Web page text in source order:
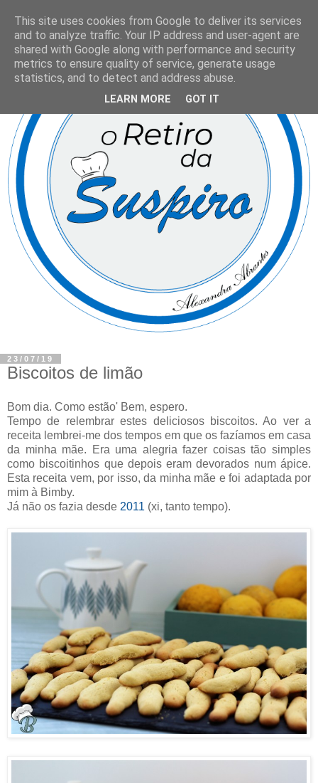
23/07/19
Biscoitos de limão
Bom dia. Como estão' Bem, espero.
Tempo de relembrar estes deliciosos biscoitos. Ao ver a
receita lembrei-me dos tempos em que os fazíamos em casa
da minha mãe. Era uma alegria fazer coisas tão simples
como biscoitinhos que depois eram devorados num ápice.
Esta receita vem, por isso, da minha mãe e foi adaptada por
mim à Bimby.
Já não os fazia desde 2011 (xi, tanto tempo).
This site uses cookies from Google to deliver its services
and to analyze traffic. Your IP address and user-agent are
shared with Google along with performance and security
metrics to ensure quality of service, generate usage
statistics, and to detect and address abuse.
LEARN MORE GOT IT